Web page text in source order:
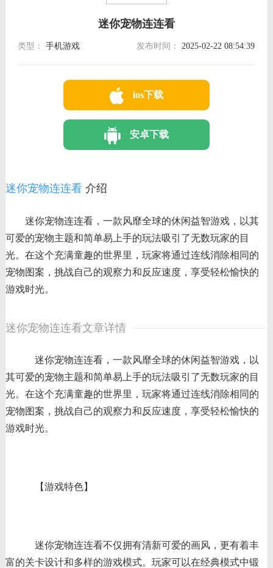
迷你宠物连连看
类型： 手机游戏 发布时间： 2025-02-22 08:54:39
ios下载
安卓下载
迷你宠物连连看 介绍
迷你宠物连连看，一款风靡全球的休闲益智游戏，以其
可爱的宠物主题和简单易上手的玩法吸引了无数玩家的目
光。在这个充满童趣的世界里，玩家将通过连线消除相同的
宠物图案，挑战自己的观察力和反应速度，享受轻松愉快的
游戏时光。
迷你宠物连连看文章详情
迷你宠物连连看，一款风靡全球的休闲益智游戏，以
其可爱的宠物主题和简单易上手的玩法吸引了无数玩家的目
光。在这个充满童趣的世界里，玩家将通过连线消除相同的
宠物图案，挑战自己的观察力和反应速度，享受轻松愉快的
游戏时光。
【游戏特色】
迷你宠物连连看不仅拥有清新可爱的画风，更有着丰
富的关卡设计和多样的游戏模式。玩家可以在经典模式中锻